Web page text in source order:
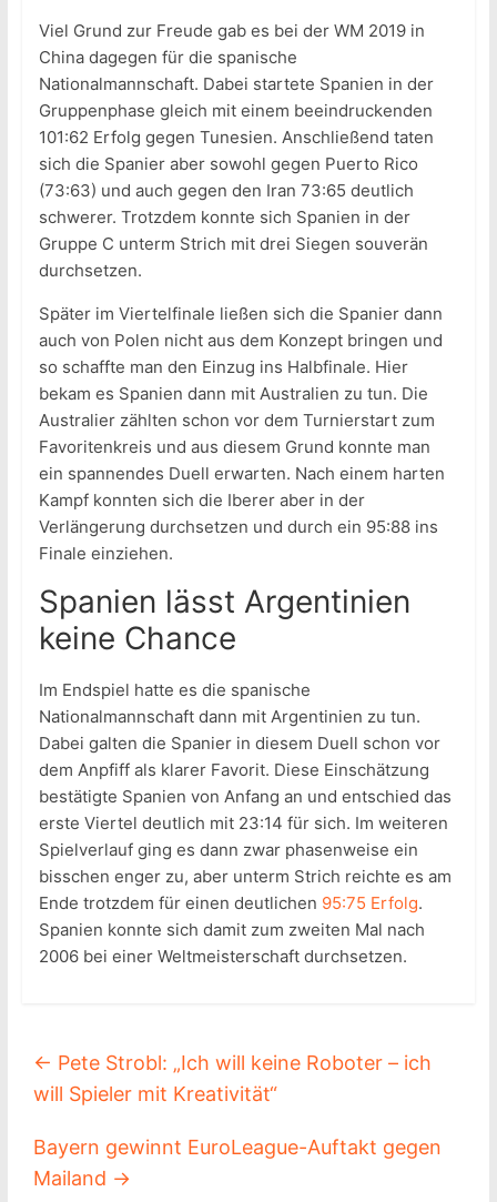
Viel Grund zur Freude gab es bei der WM 2019 in
China dagegen für die spanische
Nationalmannschaft. Dabei startete Spanien in der
Gruppenphase gleich mit einem beeindruckenden
101:62 Erfolg gegen Tunesien. Anschließend taten
sich die Spanier aber sowohl gegen Puerto Rico
(73:63) und auch gegen den Iran 73:65 deutlich
schwerer. Trotzdem konnte sich Spanien in der
Gruppe C unterm Strich mit drei Siegen souverän
durchsetzen.
Später im Viertelfinale ließen sich die Spanier dann
auch von Polen nicht aus dem Konzept bringen und
so schaffte man den Einzug ins Halbfinale. Hier
bekam es Spanien dann mit Australien zu tun. Die
Australier zählten schon vor dem Turnierstart zum
Favoritenkreis und aus diesem Grund konnte man
ein spannendes Duell erwarten. Nach einem harten
Kampf konnten sich die Iberer aber in der
Verlängerung durchsetzen und durch ein 95:88 ins
Finale einziehen.
Spanien lässt Argentinien
keine Chance
Im Endspiel hatte es die spanische
Nationalmannschaft dann mit Argentinien zu tun.
Dabei galten die Spanier in diesem Duell schon vor
dem Anpfiff als klarer Favorit. Diese Einschätzung
bestätigte Spanien von Anfang an und entschied das
erste Viertel deutlich mit 23:14 für sich. Im weiteren
Spielverlauf ging es dann zwar phasenweise ein
bisschen enger zu, aber unterm Strich reichte es am
Ende trotzdem für einen deutlichen 95:75 Erfolg.
Spanien konnte sich damit zum zweiten Mal nach
2006 bei einer Weltmeisterschaft durchsetzen.
← Pete Strobl: „Ich will keine Roboter – ich
will Spieler mit Kreativität“
Bayern gewinnt EuroLeague-Auftakt gegen
Mailand →